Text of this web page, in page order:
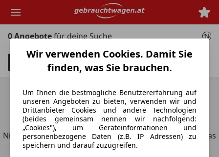
Hauptinhalt
0 Angebotefür deine Suche
3 Unfallfahrzeuge anzeigen
Entdecke ähnliche Fahrzeuge
Nicht ganz deine Suchkriterien, aber vielleicht genau, was
du suchst.
Wir verwenden Cookies. Damit Sie
finden, was Sie brauchen.
Um Ihnen die bestmögliche Benutzererfahrung auf
unseren Angeboten zu bieten, verwenden wir und
Drittanbieter Cookies und andere Technologien
(beides gemeinsam nennen wir nachfolgend:
„Cookies"), um Geräteinformationen und
personenbezogene Daten (z.B. IP Adressen) zu
speichern und darauf zuzugreifen.